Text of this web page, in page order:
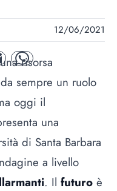
12/06/2021
whatsapp
risorsa
sempre un ruolo
oggi il
una
di Santa Barbara
a livello
. Il futuro è